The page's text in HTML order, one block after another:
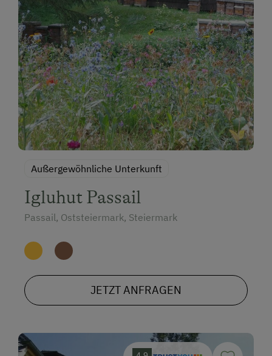
Außergewöhnliche Unterkunft
Igluhut Passail
Passail, Oststeiermark, Steiermark
JETZT ANFRAGEN